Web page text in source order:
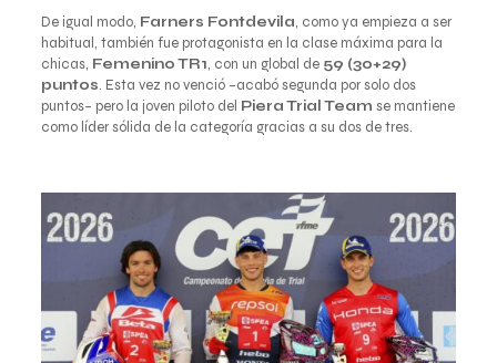
De igual modo, Farners Fontdevila, como ya empieza a ser
habitual, también fue protagonista en la clase máxima para la
chicas, Femenino TR1, con un global de 59 (30+29)
puntos. Esta vez no venció –acabó segunda por solo dos
puntos– pero la joven piloto del Piera Trial Team se mantiene
como líder sólida de la categoría gracias a su dos de tres.